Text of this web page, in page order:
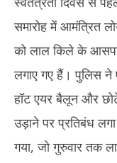
समारोह में आमंत्रित
को लाल किले के
लगाए गए हैं। पुलिस ने
हॉट एयर बैलून और
उड़ाने पर प्रतिबंध लगा
गया, जो गुरुवार तक